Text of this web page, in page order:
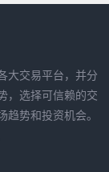
大交易平台，并分
，选择可信赖的交
势和投资机会。